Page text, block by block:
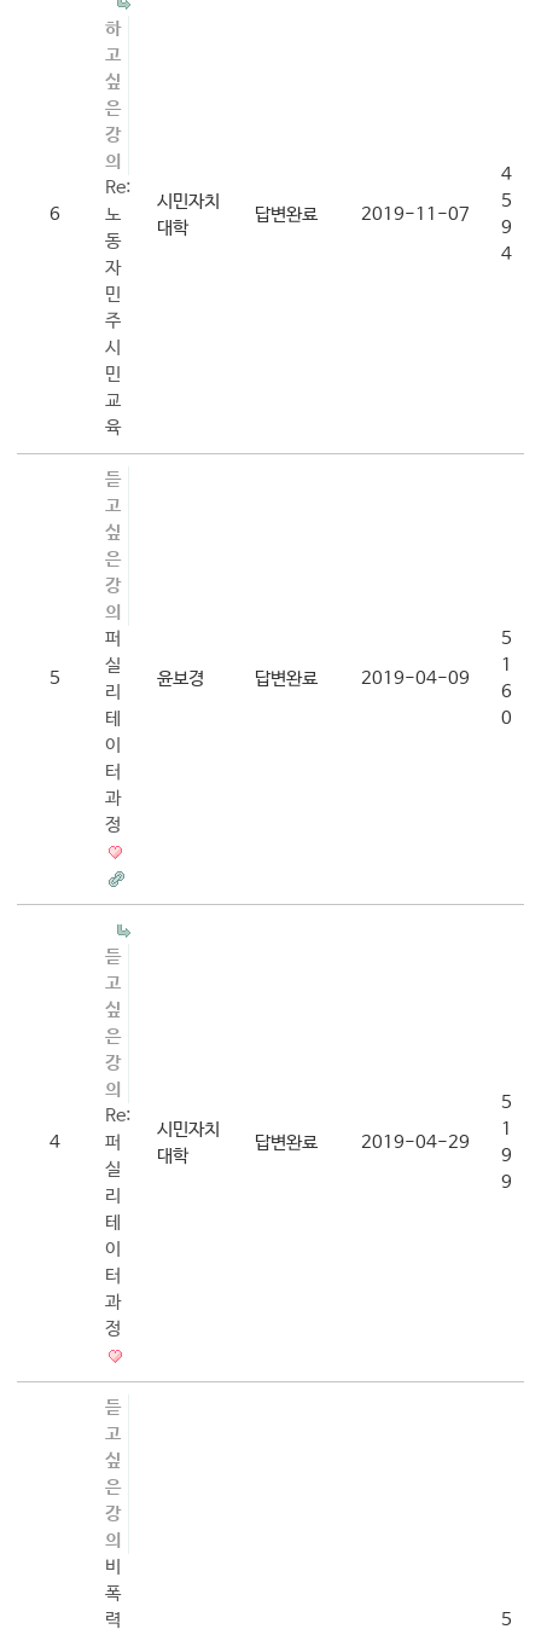
6
하
고
싶
은
강
의
Re:
노
동
자
민
주
시
민
교
육
시민자치
대학
답변완료 2019-11-07
4
5
9
4
5
듣
고
싶
은
강
의
퍼
실
리
테
이
터
과
정
윤보경 답변완료 2019-04-09
5
1
6
0
4
듣
고
싶
은
강
의
Re:
퍼
실
리
테
이
터
과
정
시민자치
대학
답변완료 2019-04-29
5
1
9
9
듣
고
싶
은
강
의
비
폭
력
5